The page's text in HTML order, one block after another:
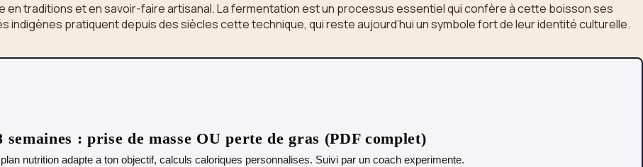
en traditions et en savoir-faire artisanal. La fermentation est un processus essentiel qui confère à cette boisson ses
pratiquent depuis des siècles cette technique, qui reste aujourd’hui un symbole fort de leur identité culturelle.
semaines : prise de masse OU perte de gras (PDF complet)
nutrition adapte a ton objectif, calculs caloriques personnalises. Suivi par un coach experimente.